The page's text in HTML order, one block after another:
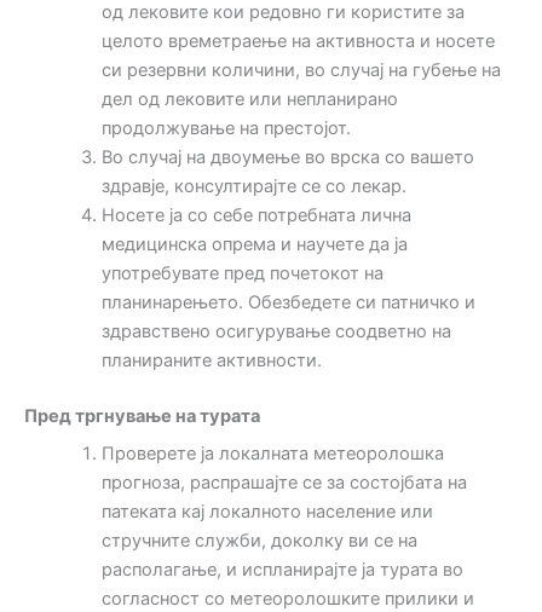
од лековите кои редовно ги користите за
целото времетраење на активноста и носете
си резервни количини, во случај на губење на
дел од лековите или непланирано
продолжување на престојот.
Во случај на двоумење во врска со вашето
здравје, консултирајте се со лекар.
Носете ја со себе потребната лична
медицинска опрема и научете да ја
употребувате пред почетокот на
планинарењето. Обезбедете си патничко и
здравствено осигурување соодветно на
планираните активности.
Пред тргнување на турата
Проверете ја локалната метеоролошка
прогноза, распрашајте се за состојбата на
патеката кај локалното население или
стручните служби, доколку ви се на
располагање, и испланирајте ја турата во
согласност со метеоролошките прилики и